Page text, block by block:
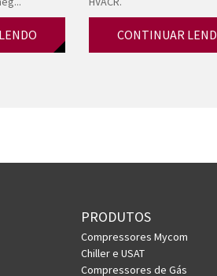
CONTINUAR
PRODUTOS
Compressores Mycom
Chiller e USAT
Compressores de Gás